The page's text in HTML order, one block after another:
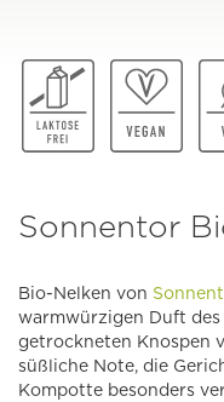
Sonnentor
Bio-Nelken von
warmwürzigen Duft
getrockneten Knospen
süßliche Note, die
Kompotte besonders